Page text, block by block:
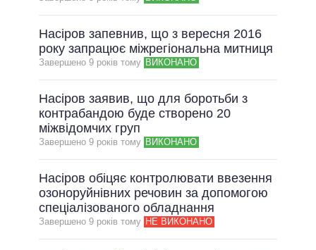
ВСІ ОБІЦЯНКИ
АРХІВНІ ОБІЦЯНКИ
Насіров запевнив, що з вересня 2016
року запрацює міжрегіональна митниця
Завершено 9 рокiв тому ВИКОНАНО
Насіров заявив, що для боротьби з
контрабандою буде створено 20
міжвідомчих груп
Завершено 9 рокiв тому ВИКОНАНО
Насіров обіцяє контролювати ввезення
озоноруйнівних речовин за допомогою
спеціалізованого обладнання
Завершено 9 рокiв тому НЕ ВИКОНАНО